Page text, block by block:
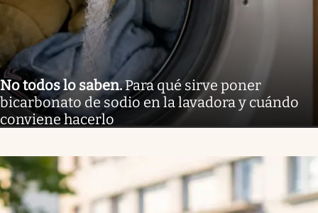
No todos lo saben.Para qué sirve poner
bicarbonato de sodio en la lavadora y cuándo
conviene hacerlo